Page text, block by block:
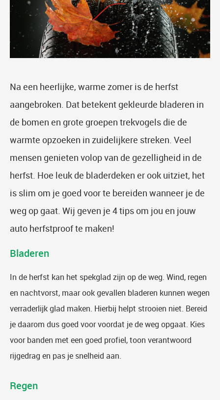
Na een heerlijke, warme zomer is de herfst
aangebroken. Dat betekent gekleurde bladeren in
de bomen en grote groepen trekvogels die de
warmte opzoeken in zuidelijkere streken. Veel
mensen genieten volop van de gezelligheid in de
herfst. Hoe leuk de bladerdeken er ook uitziet, het
is slim om je goed voor te bereiden wanneer je de
weg op gaat. Wij geven je 4 tips om jou en jouw
auto herfstproof te maken!
Bladeren
In de herfst kan het spekglad zijn op de weg. Wind, regen
en nachtvorst, maar ook gevallen bladeren kunnen wegen
verraderlijk glad maken. Hierbij helpt strooien niet. Bereid
je daarom dus goed voor voordat je de weg opgaat. Kies
voor banden met een goed profiel, toon verantwoord
rijgedrag en pas je snelheid aan.
Regen